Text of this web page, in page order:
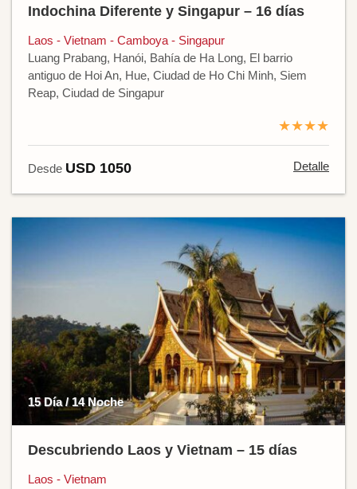
Indochina Diferente y Singapur – 16 días
Laos - Vietnam - Camboya - Singapur
Luang Prabang, Hanói, Bahía de Ha Long, El barrio
antiguo de Hoi An, Hue, Ciudad de Ho Chi Minh, Siem
Reap, Ciudad de Singapur
★★★★
Desde USD 1050 Detalle
15 Día / 14 Noche
Descubriendo Laos y Vietnam – 15 días
Laos - Vietnam